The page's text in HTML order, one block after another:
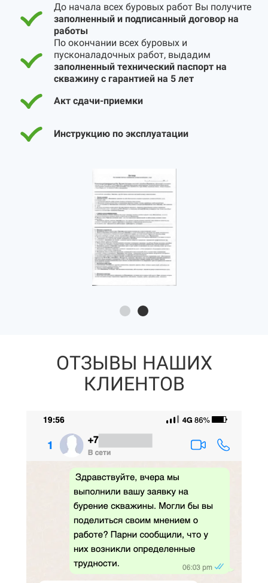
До начала всех буровых работ Вы получите
заполненный и подписанный договор на
работы
По окончании всех буровых и
пусконаладочных работ, выдадим
заполненный технический паспорт на
скважину с гарантией на 5 лет
Акт сдачи-приемки
Инструкцию по эксплуатации
ОТЗЫВЫ НАШИХ
КЛИЕНТОВ